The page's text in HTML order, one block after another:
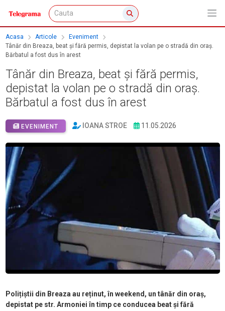
Acasa Articole
Eveniment
Tânăr din Breaza, beat și fără permis, depistat la volan pe o stradă din oraș.
Bărbatul a fost dus în arest
Tânăr din Breaza, beat și fără permis,
depistat la volan pe o stradă din oraș.
Bărbatul a fost dus în arest
EVENIMENT IOANA STROE 11.05.2026
Polițiștii din Breaza au reținut, în weekend, un tânăr din oraș,
depistat pe str. Armoniei în timp ce conducea beat și fără